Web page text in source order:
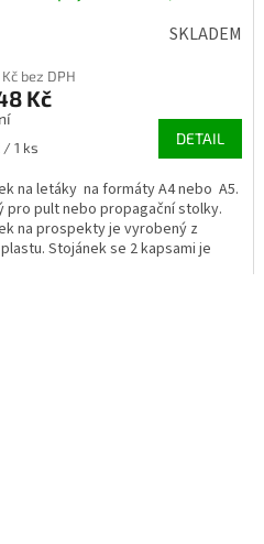
SKLADEM
bez DPH
Kč
/ 1 ks DETAIL
na letáky na formáty A4 nebo A5.
pro pult nebo propagační stolky.
na prospekty je vyrobený z
Stojánek se 2 kapsami je